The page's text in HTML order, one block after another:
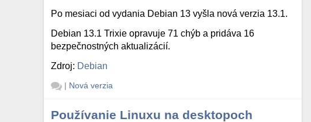
Po mesiaci od vydania Debian 13 vyšla nová verzia 13.1.
Debian 13.1 Trixie opravuje 71 chýb a pridáva 16
bezpečnostných aktualizácií.
Zdroj: Debian
| Nová verzia
Používanie Linuxu na desktopoch